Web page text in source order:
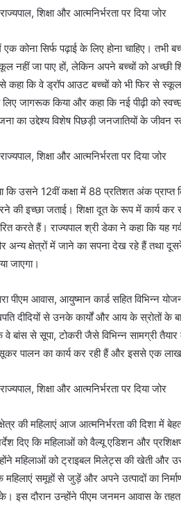
कोना सिर्फ पढ़ाई के लिए होना चाहिए। तभी
नहीं जा पाए हों, लेकिन अपने बच्चों को अच्छी
कि वे ड्रॉप आउट बच्चों को भी फिर से स्कूल
जागरूक किया और कहा कि नई पीढ़ी को
का उद्देश्य विशेष पिछड़ी जनजातियों के
कि उसने 12वीं कक्षा में 88 प्रतिशत अंक प्राप्त
की इच्छा जताई। शिक्षा दूत के रूप में कार्य कर
हैं। राज्यपाल श्री डेका ने कहा कि यह
क्षेत्रों में जाने का सपना देख रहे हैं तथा
जाएगा।
पीएम आवास, आयुष्मान कार्ड सहित विभिन्न
दीदियों से उनके कार्यों और आय के स्रोतों के
वे बांस से सूपा, टोकरी जैसे विभिन्न सामग्री
सूकर पालन का कार्य कर रही हैं और इससे एक
की महिलाएं आज आत्मनिर्भरता की दिशा में
दिए कि महिलाओं को वैल्यू एडिशन और
महिलाओं को ट्राइबल मिलेट्स की खेती और
समूहों से जुड़ें और अपने उत्पादों का
दौरान उन्होंने पीएम जनमन आवास के तहत